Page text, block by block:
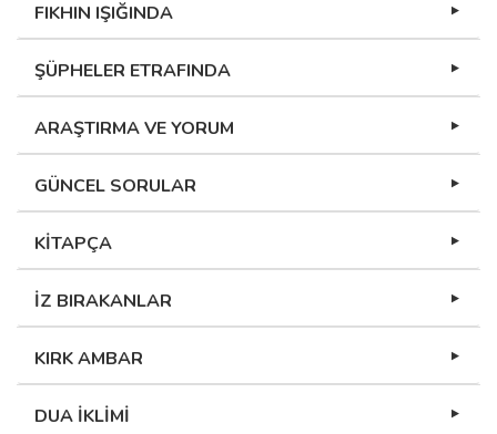
FIKHIN IŞIĞINDA
ŞÜPHELER ETRAFINDA
ARAŞTIRMA VE YORUM
GÜNCEL SORULAR
KİTAPÇA
İZ BIRAKANLAR
KIRK AMBAR
DUA İKLİMİ